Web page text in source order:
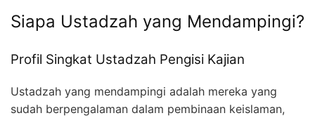
Siapa Ustadzah yang Mendampingi?
Profil Singkat Ustadzah Pengisi Kajian
Ustadzah yang mendampingi adalah mereka yang
sudah berpengalaman dalam pembinaan keislaman,